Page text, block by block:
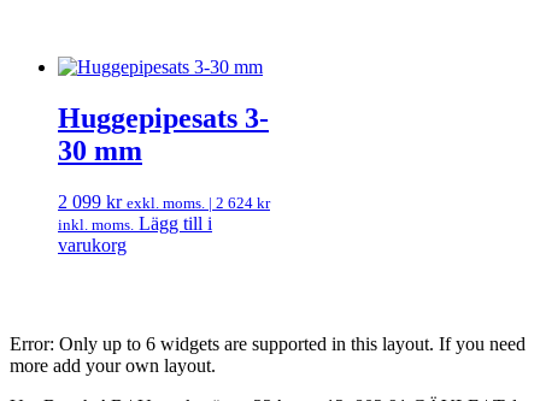
Huggepipesats 3-
30 mm
2 099 kr exkl. moms. | 2 624 kr
inkl. moms. Lägg till i
varukorg
Error: Only up to 6 widgets are supported in this layout. If you need
more add your own layout.